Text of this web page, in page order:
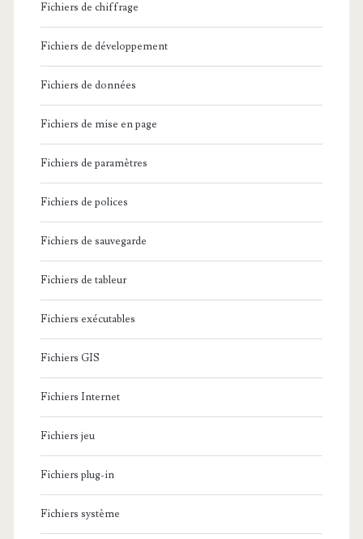
Fichiers de chiffrage
Fichiers de développement
Fichiers de données
Fichiers de mise en page
Fichiers de paramètres
Fichiers de polices
Fichiers de sauvegarde
Fichiers de tableur
Fichiers exécutables
Fichiers GIS
Fichiers Internet
Fichiers jeu
Fichiers plug-in
Fichiers système